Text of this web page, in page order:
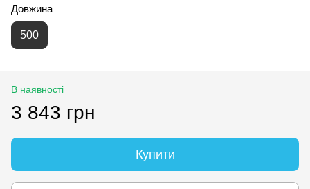
Довжина
500
В наявності
3 843 грн
Купити